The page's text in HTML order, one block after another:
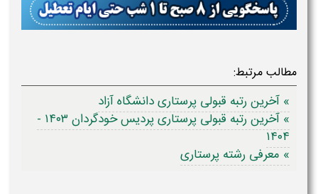
مطالب مرتبط:
» آخرین رتبه قبولی پرستاری دانشگاه آزاد
» آخرین رتبه قبولی پرستاری پردیس خودگردان ۱۴۰۳ -
۱۴۰۴
» معرفی رشته پرستاری